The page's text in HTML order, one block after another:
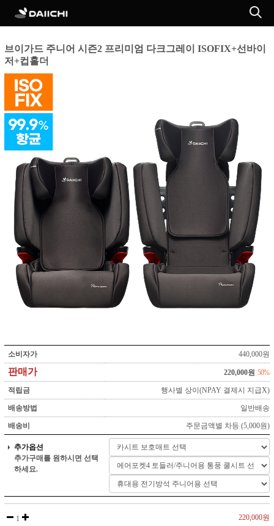
브이가드 주니어 시즌2 프리미엄 다크그레이 ISOFIX+선바이
저+컵홀더
소비자가 440,000원
판매가 220,000원 50%
적립금 행사별 상이(NPAY 결제시 지급X)
배송방법 일반배송
배송비 주문금액별 차등 (5,000원)
추가옵션
추가구매를 원하시면 선택
하세요.
1 220,000원